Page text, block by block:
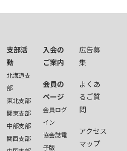
支部活
動
北海道支
部
東北支部
関東支部
中部支部
関西支部
入会の
ご案内
会員の
ページ
会員ログ
イン
協会誌電
子版
広告募
集
よくあ
るご質
問
アクセス
マップ